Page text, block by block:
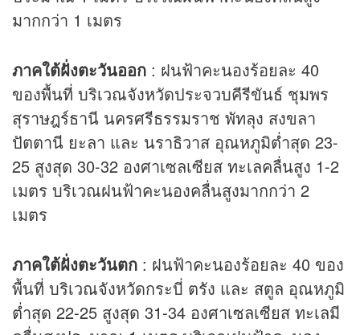
มากกว่า 1 เมตร
ภาคใต้ฝั่งตะวันออก : ฝนฟ้าคะนองร้อยละ 40
ของพื้นที่ บริเวณจังหวัดประจวบคีรีขันธ์ ชุมพร
สุราษฎร์ธานี นครศรีธรรมราช พัทลุง สงขลา
ปัตตานี ยะลา และ นราธิวาส อุณหภูมิต่ำสุด 23-
25 สูงสุด 30-32 องศาเซลเซียส ทะเลคลื่นสูง 1-2
เมตร บริเวณฝนฟ้าคะนองคลื่นสูงมากกว่า 2
เมตร
ภาคใต้ฝั่งตะวันตก : ฝนฟ้าคะนองร้อยละ 40 ของ
พื้นที่ บริเวณจังหวัดกระบี่ ตรัง และ สตูล อุณหภูมิ
ต่ำสุด 22-25 สูงสุด 31-34 องศาเซลเซียส ทะเลมี